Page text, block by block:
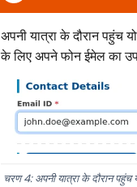
अपनी यात्रा के दौरान
के लिए अपने फोन ईमेल का
चरण 4: अपनी यात्रा के दौरान